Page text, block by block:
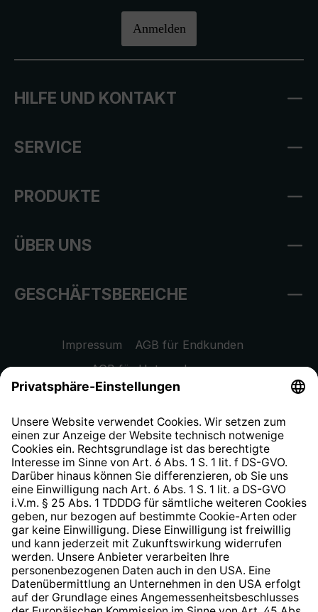
Anmelden
HILFE UND KONTAKT
SERVICE
PRODUKTE
ÜBER UNS
GESCHÄFTSBEREICHE
Impressum
AGB für Endkunden
AGB für Unternehmen
Datenschutzhinweis
Widerrufsrecht
Hinweisgeberschutzsystem
Barrierefreiheit